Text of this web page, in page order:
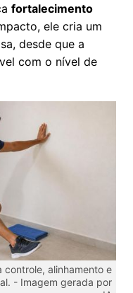
fortalecimento
ele cria um
desde que a
com o nível de
controle, alinhamento e
- Imagem gerada por